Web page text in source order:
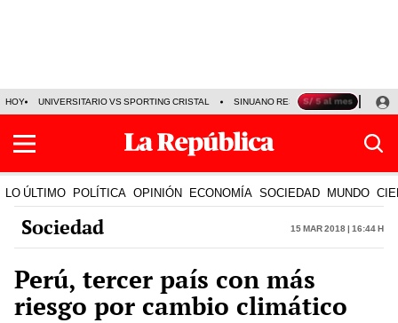
HOY UNIVERSITARIO VS SPORTING CRISTAL SINUANO RESULTADOS HOY
LO ÚLTIMO POLÍTICA OPINIÓN ECONOMÍA SOCIEDAD MUNDO
Sociedad 15 Mar 2018 | 16:44 h
Perú, tercer país con más
riesgo por cambio climático